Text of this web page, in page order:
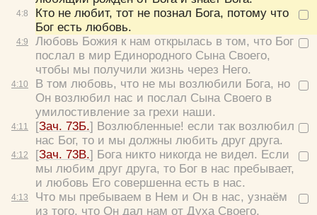
4:8
4:9
4:10
4:11
4:12
4:13
Кто не любит, тот не познал Бога, потому что
Бог есть любовь.
Любовь Божия к нам открылась в том, что Бог
послал в мир Единородного Сына Своего,
чтобы мы получили жизнь через Него.
В том любовь, что не мы возлюбили Бога, но
Он возлюбил нас и послал Сына Своего в
умилостивление за грехи наши.
[Зач. 73Б.] Возлюбленные! если так возлюбил
нас Бог, то и мы должны любить друг друга.
[Зач. 73В.] Бога никто никогда не видел. Если
мы любим друг друга, то Бог в нас пребывает,
и любовь Его совершенна есть в нас.
Что мы пребываем в Нем и Он в нас, узнаём
из того, что Он дал нам от Духа Своего.